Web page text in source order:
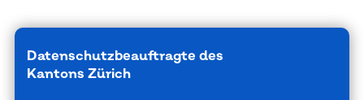
Datenschutzbeauftragte des
Kantons Zürich